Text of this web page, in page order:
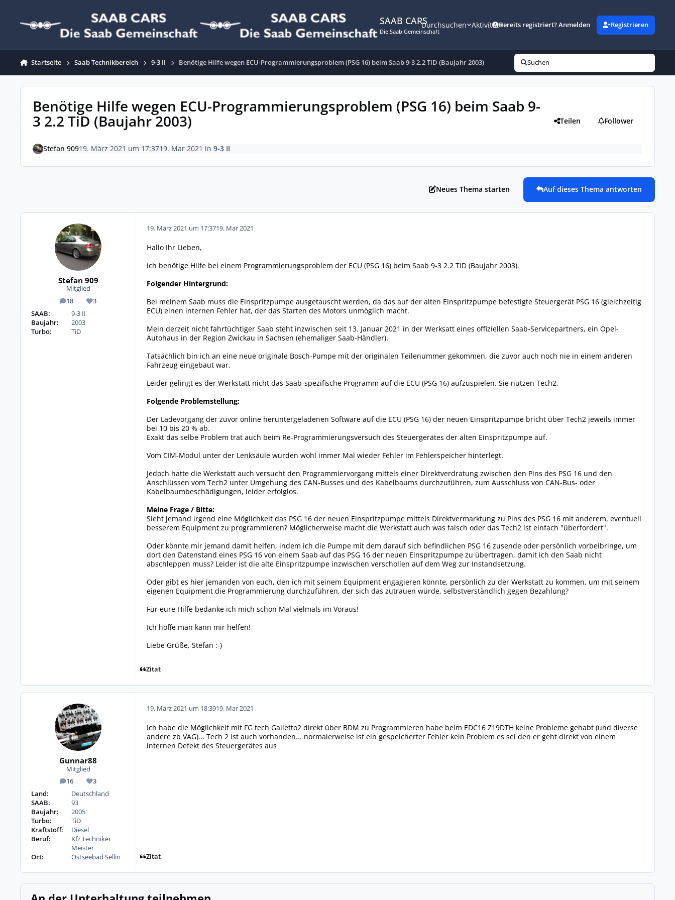
SAAB CARS
Die Saab Gemeinschaft
Durchsuchen AktivitätBereits registriert? Anmelden Registrieren
Startseite Saab Technikbereich 9-3 II Benötige Hilfe wegen ECU-Programmierungsproblem (PSG 16) beim Saab 9-3 2.2 TiD (Baujahr 2003) Suchen
Benötige Hilfe wegen ECU-Programmierungsproblem (PSG 16) beim Saab 9-
3 2.2 TiD (Baujahr 2003) Teilen Follower
Stefan 90919. März 2021 um 17:3719. Mar 2021 in 9-3 II
Neues Thema starten Auf dieses Thema antworten
Stefan 909
Mitglied
18
Beiträge 3
Reputation
SAAB:
9-3 II
Baujahr:
2003
Turbo:
TiD
19. März 2021 um 17:3719. Mar 2021
Hallo Ihr Lieben,
ich benötige Hilfe bei einem Programmierungsproblem der ECU (PSG 16) beim Saab 9-3 2.2 TiD (Baujahr 2003).
Folgender Hintergrund:
Bei meinem Saab muss die Einspritzpumpe ausgetauscht werden, da das auf der alten Einspritzpumpe befestigte Steuergerät PSG 16 (gleichzeitig
ECU) einen internen Fehler hat, der das Starten des Motors unmöglich macht.
Mein derzeit nicht fahrtüchtiger Saab steht inzwischen seit 13. Januar 2021 in der Werksatt eines offiziellen Saab-Servicepartners, ein Opel-
Autohaus in der Region Zwickau in Sachsen (ehemaliger Saab-Händler).
Tatsächlich bin ich an eine neue originale Bosch-Pumpe mit der originalen Teilenummer gekommen, die zuvor auch noch nie in einem anderen
Fahrzeug eingebaut war.
Leider gelingt es der Werkstatt nicht das Saab-spezifische Programm auf die ECU (PSG 16) aufzuspielen. Sie nutzen Tech2.
Folgende Problemstellung:
Der Ladevorgang der zuvor online heruntergeladenen Software auf die ECU (PSG 16) der neuen Einspritzpumpe bricht über Tech2 jeweils immer
bei 10 bis 20 % ab.
Exakt das selbe Problem trat auch beim Re-Programmierungsversuch des Steuergerätes der alten Einspritzpumpe auf.
Vom CIM-Modul unter der Lenksäule wurden wohl immer Mal wieder Fehler im Fehlerspeicher hinterlegt.
Jedoch hatte die Werkstatt auch versucht den Programmiervorgang mittels einer Direktverdratung zwischen den Pins des PSG 16 und den
Anschlüssen vom Tech2 unter Umgehung des CAN-Busses und des Kabelbaums durchzuführen, zum Ausschluss von CAN-Bus- oder
Kabelbaumbeschädigungen, leider erfolglos.
Meine Frage / Bitte:
Sieht jemand irgend eine Möglichkeit das PSG 16 der neuen Einspritzpumpe mittels Direktvermarktung zu Pins des PSG 16 mit anderem, eventuell
besserem Equipment zu programmieren? Möglicherweise macht die Werkstatt auch was falsch oder das Tech2 ist einfach "überfordert".
Oder könnte mir jemand damit helfen, indem ich die Pumpe mit dem darauf sich befindlichen PSG 16 zusende oder persönlich vorbeibringe, um
dort den Datenstand eines PSG 16 von einem Saab auf das PSG 16 der neuen Einspritzpumpe zu übertragen, damit ich den Saab nicht
abschleppen muss? Leider ist die alte Einspritzpumpe inzwischen verschollen auf dem Weg zur Instandsetzung.
Oder gibt es hier jemanden von euch, den ich mit seinem Equipment engagieren könnte, persönlich zu der Werkstatt zu kommen, um mit seinem
eigenen Equipment die Programmierung durchzuführen, der sich das zutrauen würde, selbstverständlich gegen Bezahlung?
Für eure Hilfe bedanke ich mich schon Mal vielmals im Voraus!
Ich hoffe man kann mir helfen!
Liebe Grüße, Stefan :-)
Zitat
Gunnar88
Mitglied
16
Beiträge 3
Reputation
Land:
Deutschland
SAAB:
93
Baujahr:
2005
Turbo:
TiD
Kraftstoff:
Diesel
Beruf:
Kfz Techniker
Meister
Ort:
Ostseebad Sellin
19. März 2021 um 18:3919. Mar 2021
Ich habe die Möglichkeit mit FG tech Galletto2 direkt über BDM zu Programmieren habe beim EDC16 Z19DTH keine Probleme gehabt (und diverse
andere zb VAG)... Tech 2 ist auch vorhanden... normalerweise ist ein gespeicherter Fehler kein Problem es sei den er geht direkt von einem
internen Defekt des Steuergerätes aus
Zitat